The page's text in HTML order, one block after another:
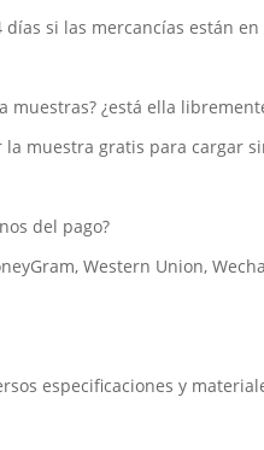
días si las mercancías están
muestras? ¿está ella
la muestra gratis para cargar
del pago?
Western Union,
especificaciones y